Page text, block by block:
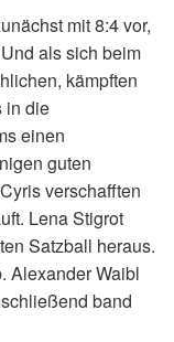
mit 8:4 vor,
als sich beim
kämpften
in die
einen
guten
verschafften
Lena Stigrot
Satzball heraus.
Alexander Waibl
band